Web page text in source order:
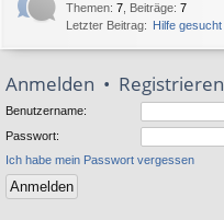
Themen: 7 Beiträge: 7
Letzter Beitrag: Hilfe gesucht
Anmelden • Registrieren
Benutzername:
Passwort:
Ich habe mein Passwort vergessen